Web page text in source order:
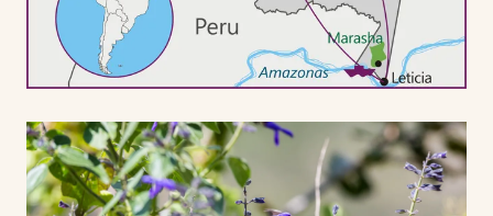
Colombia regnes for et af verdens biodiversitets-
hotspots. Landet rummer over 450 forskellige arter af
pattedyr, over 620 arter af padder, over 520 arter af
krybdyr - og et svimlende antal sommerfugle på over
3000 arter!
Læg dertil over 50.000 forskellige plantearter, hvoraf